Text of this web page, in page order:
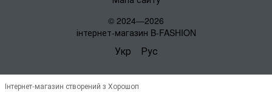
© 2024—2026
інтернет-магазин B-FASHION
Укр Рус
Інтернет-магазин створений з Хорошоп